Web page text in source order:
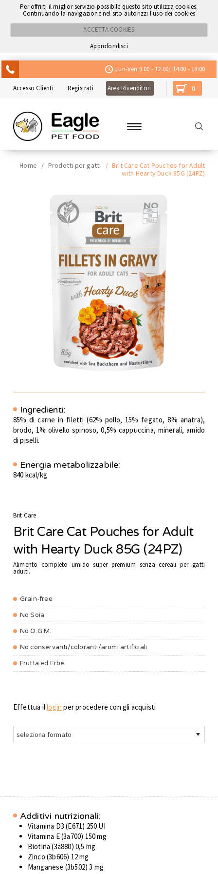
Per offrirti il miglior servizio possibile questo sito utilizza cookies.
Continuando la navigazione nel sito autorizzi l'uso dei cookies
ACCETTA COOKIES
Approfondisci
Lun-Ven 9.00 - 12.00/ 14.00 - 18:00
Accesso Clienti Registrati Area Rivenditori 0
Home / Prodotti per gatti / Brit Care Cat Pouches for Adult
with Hearty Duck 85G (24PZ)
Ingredienti:
85% di carne in filetti (62% pollo, 15% fegato, 8% anatra),
brodo, 1% olivello spinoso, 0,5% cappuccina, minerali, amido
di piselli.
Energia metabolizzabile:
840 kcal/kg
Brit Care
Brit Care Cat Pouches for Adult
with Hearty Duck 85G (24PZ)
Alimento completo umido super premium senza cereali per gatti
adulti.
Grain-free
No Soia
No O.G.M.
No conservanti/coloranti/aromi artificiali
Frutta ed Erbe
Effettua illogin per procedere con gli acquisti
seleziona formato
Additivi nutrizionali:
Vitamina D3 (E671) 250 UI
Vitamina E (3a700) 150 mg
Biotina (3a880) 0,5 mg
Zinco (3b606) 12 mg
Manganese (3b502) 3 mg